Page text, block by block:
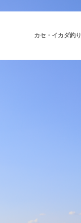
カセ・イカダ釣り